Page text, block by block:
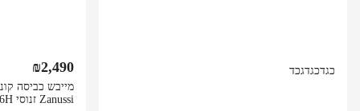
כגדכגדגכד
Zanussi זנוסי ZDHF286H
₪2,490